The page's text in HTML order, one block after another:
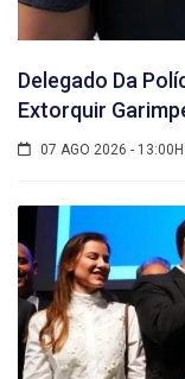
Delegado Da
Extorquir
07 AGO 2026 - 13:00H